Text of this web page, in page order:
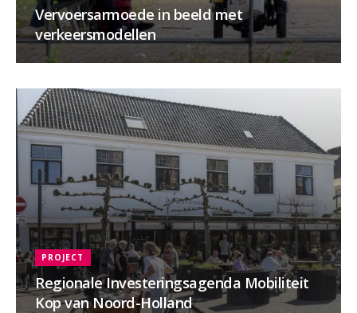
Vervoersarmoede in beeld met
verkeersmodellen
Regionale Investeringsagenda Mobiliteit
Kop van Noord-Holland
PROJECT